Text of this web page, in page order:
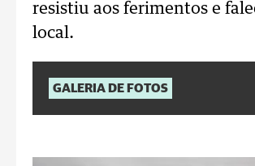
resistiu aos ferimentos e
local.
GALERIA DE FOTOS